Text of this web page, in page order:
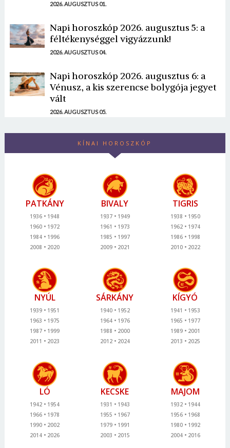
2026. AUGUSZTUS 01.
Napi horoszkóp 2026. augusztus 5: a
féltékenységgel vigyázzunk!
2026. AUGUSZTUS 04.
Napi horoszkóp 2026. augusztus 6: a
Vénusz, a kis szerencse bolygója jegyet
vált
2026. AUGUSZTUS 05.
KÍNAI HOROSZKÓP
PATKÁNY
1936
1948
1960
1972
1984
1996
2008
2020
BIVALY
1937
1949
1961
1973
1985
1997
2009
2021
TIGRIS
1938
1950
1962
1974
1986
1998
2010
2022
NYÚL
1939
1951
1963
1975
1987
1999
2011
2023
SÁRKÁNY
1940
1952
1964
1976
1988
2000
2012
2024
KÍGYÓ
1941
1953
1965
1977
1989
2001
2013
2025
LÓ
1942
1954
1966
1978
1990
2002
2014
2026
KECSKE
1931
1943
1955
1967
1979
1991
2003
2015
MAJOM
1932
1944
1956
1968
1980
1992
2004
2016